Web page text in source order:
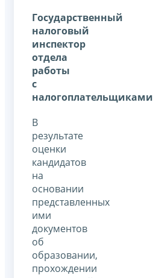
Государственный
налоговый
инспектор
отдела
работы
с
налогоплательщиками
В
результате
оценки
кандидатов
на
основании
представленных
ими
документов
об
образовании,
прохождении